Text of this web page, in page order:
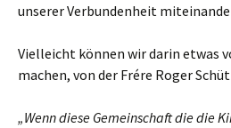
unserer Verbundenheit
Vielleicht können wir darin etwas
machen, von der Frére Roger
„Wenn diese Gemeinschaft die die